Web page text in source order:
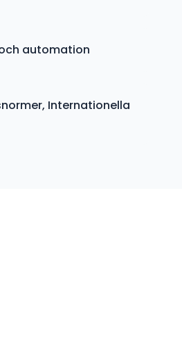
automation
Internationella